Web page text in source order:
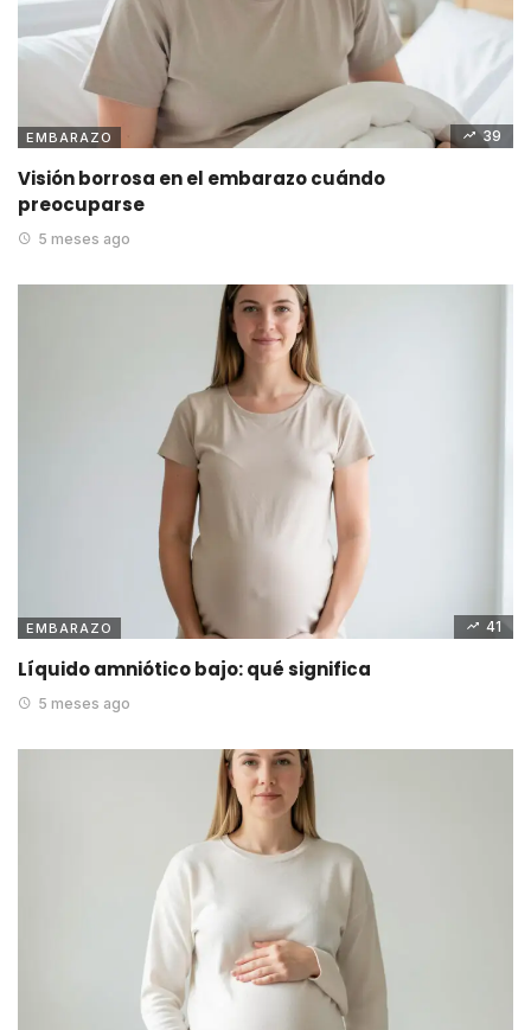
EMBARAZO 39
Visión borrosa en el embarazo cuándo
preocuparse
5 meses ago
EMBARAZO 41
Líquido amniótico bajo: qué significa
5 meses ago